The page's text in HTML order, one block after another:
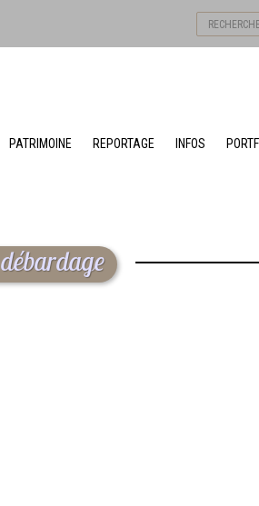
PATRIMOINE REPORTAGE INFOS
débardage